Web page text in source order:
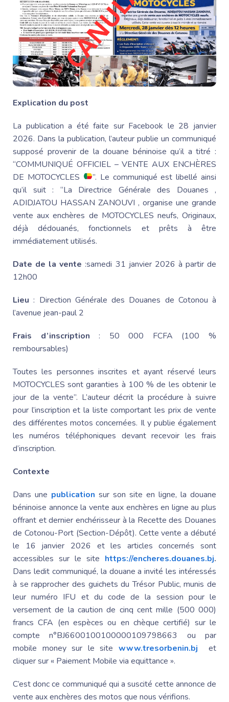
Explication du post
La publication a été faite sur Facebook le 28 janvier
2026. Dans la publication, l’auteur publie un communiqué
supposé provenir de la douane béninoise qu’il a titré :
“COMMUNIQUÉ OFFICIEL – VENTE AUX ENCHÈRES
DE MOTOCYCLES
”. Le communiqué est libellé ainsi
qu’il suit : “La Directrice Générale des Douanes ,
ADIDJATOU HASSAN ZANOUVI , organise une grande
vente aux enchères de MOTOCYCLES neufs, Originaux,
déjà dédouanés, fonctionnels et prêts à être
immédiatement utilisés.
Date de la vente :samedi 31 janvier 2026 à partir de
12h00
Lieu : Direction Générale des Douanes de Cotonou à
l’avenue jean-paul 2
Frais d’inscription : 50 000 FCFA (100 %
remboursables)
Toutes les personnes inscrites et ayant réservé leurs
MOTOCYCLES sont garanties à 100 % de les obtenir le
jour de la vente”. L’auteur décrit la procédure à suivre
pour l’inscription et la liste comportant les prix de vente
des différentes motos concernées. Il y publie également
les numéros téléphoniques devant recevoir les frais
d’inscription.
Contexte
Dans une publication sur son site en ligne, la douane
béninoise annonce la vente aux enchères en ligne au plus
offrant et dernier enchérisseur à la Recette des Douanes
de Cotonou-Port (Section-Dépôt). Cette vente a débuté
le 16 janvier 2026 et les articles concernés sont
accessibles sur le site https://encheres.douanes.bj.
Dans ledit communiqué, la douane a invité les intéressés
à se rapprocher des guichets du Trésor Public, munis de
leur numéro IFU et du code de la session pour le
versement de la caution de cinq cent mille (500 000)
francs CFA (en espèces ou en chèque certifié) sur le
compte n°BJ6600100100000109798663 ou par
mobile money sur le site www.tresorbenin.bj et
cliquer sur « Paiement Mobile via equittance ».
C’est donc ce communiqué qui a suscité cette annonce de
vente aux enchères des motos que nous vérifions.